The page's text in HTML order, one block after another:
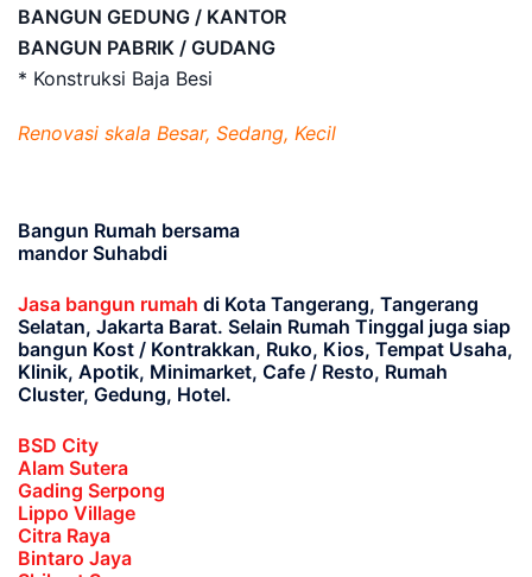
BANGUN GEDUNG / KANTOR
BANGUN PABRIK / GUDANG
* Konstruksi Baja Besi
Renovasi skala Besar, Sedang, Kecil
Bangun Rumah bersama
mandor Suhabdi
Jasa bangun rumah di Kota Tangerang, Tangerang
Selatan, Jakarta Barat. Selain Rumah Tinggal juga siap
bangun Kost / Kontrakkan, Ruko, Kios, Tempat Usaha,
Klinik, Apotik, Minimarket, Cafe / Resto, Rumah
Cluster, Gedung, Hotel.
BSD City
Alam Sutera
Gading Serpong
Lippo Village
Citra Raya
Bintaro Jaya